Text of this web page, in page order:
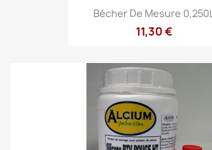
Bécher De Mesure 0,250L
11,30 €